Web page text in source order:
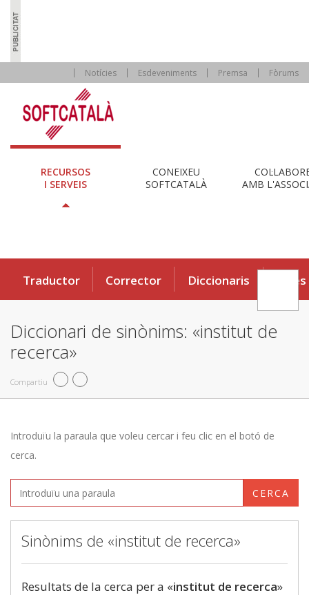
Notícies Esdeveniments Premsa Fòrums
RECURSOS
I SERVEIS
CONEIXEU
SOFTCATALÀ
AMB
Traductor Corrector Diccionaris Eines
Diccionari de sinònims: «institut de
recerca»
Compartiu
Introduïu la paraula que voleu cercar i feu clic en el botó de
cerca.
CERCA
Sinònims de «institut de recerca»
Resultats de la cerca per a «institut de recerca»